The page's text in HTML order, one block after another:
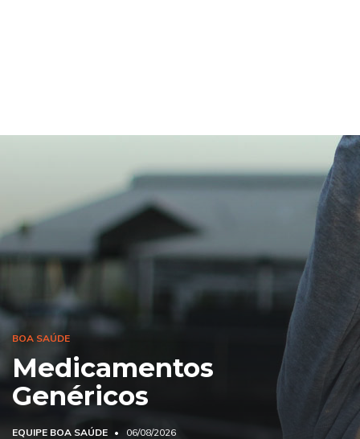
BOA SAÚDE
Medicamentos
Genéricos
EQUIPE BOA SAÚDE 06/08/2026